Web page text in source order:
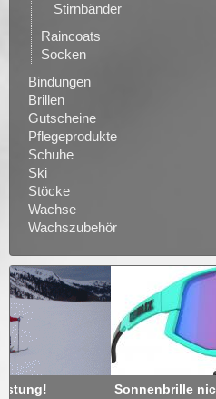
Stirnbänder
Raincoats
Socken
Bindungen
Brillen
Gutscheine
Pflegeprodukte
Schuhe
Ski
Stöcke
Wachse
Wachszubehör
Sonnenbrille nicht vergessen